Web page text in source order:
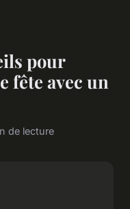
pour
fête avec un
de lecture